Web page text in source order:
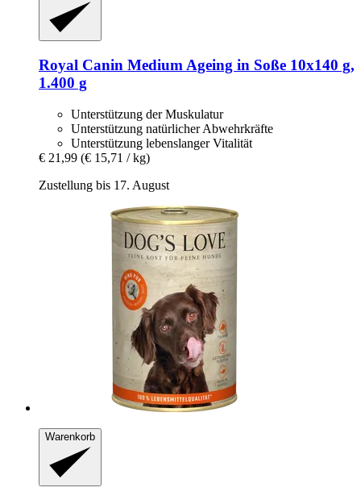
Royal Canin Medium Ageing in Soße 10x140 g,
1.400 g
Unterstützung der Muskulatur
Unterstützung natürlicher Abwehrkräfte
Unterstützung lebenslanger Vitalität
€ 21,99 (€ 15,71 / kg)
Zustellung bis 17. August
Warenkorb